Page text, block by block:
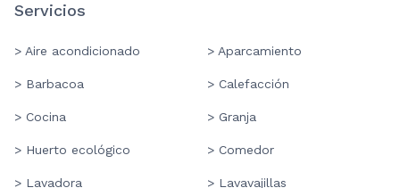
Servicios
> Aire acondicionado > Aparcamiento
> Barbacoa > Calefacción
> Cocina > Granja
> Huerto ecológico > Comedor
> Lavadora > Lavavajillas